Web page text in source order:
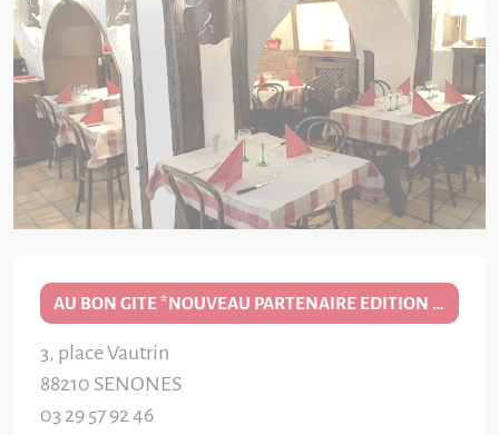
AU BON GITE *NOUVEAU PARTENAIRE EDITION 2026/27*
3, place Vautrin
88210 SENONES
03 29 57 92 46